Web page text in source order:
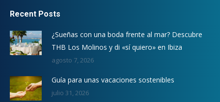
Recent Posts
¿Sueñas con una boda frente al mar? Descubre
THB Los Molinos y di «sí quiero» en Ibiza
agosto 7, 2026
Guía para unas vacaciones sostenibles
julio 31, 2026